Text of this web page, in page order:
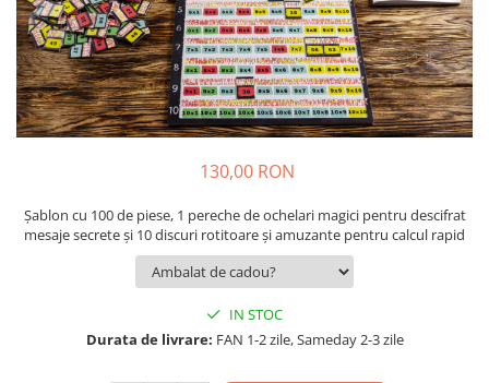
10 Ani
11 - 14 Ani
14+ Ani
Colecția Păcălici
130,00 RON
Șablon cu 100 de piese, 1 pereche de ochelari magici pentru descifrat
mesaje secrete și 10 discuri rotitoare și amuzante pentru calcul rapid
IN STOC
Durata de livrare: FAN 1-2 zile, Sameday 2-3 zile